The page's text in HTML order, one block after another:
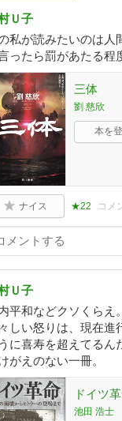
Ｕ子
私が読みたいのは
ったら罰があたる程
三体
劉 慈欣
本を
ナイス ★22 コメ
Ｕ子
平和などクソくらえ
しい怒りは、現在進
に喜寿を超えてるん
がえのない一冊。
ドイツ
池田 浩士